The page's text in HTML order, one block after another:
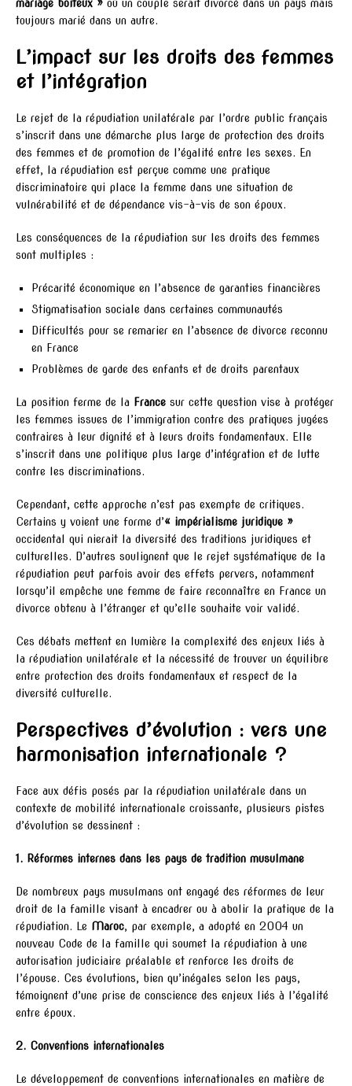
mariage boiteux » où un couple serait divorcé dans un pays mais
toujours marié dans un autre.
L’impact sur les droits des femmes
et l’intégration
Le rejet de la répudiation unilatérale par l’ordre public français
s’inscrit dans une démarche plus large de protection des droits
des femmes et de promotion de l’égalité entre les sexes. En
effet, la répudiation est perçue comme une pratique
discriminatoire qui place la femme dans une situation de
vulnérabilité et de dépendance vis-à-vis de son époux.
Les conséquences de la répudiation sur les droits des femmes
sont multiples :
Précarité économique en l’absence de garanties financières
Stigmatisation sociale dans certaines communautés
Difficultés pour se remarier en l’absence de divorce reconnu
en France
Problèmes de garde des enfants et de droits parentaux
La position ferme de la France sur cette question vise à protéger
les femmes issues de l’immigration contre des pratiques jugées
contraires à leur dignité et à leurs droits fondamentaux. Elle
s’inscrit dans une politique plus large d’intégration et de lutte
contre les discriminations.
Cependant, cette approche n’est pas exempte de critiques.
Certains y voient une forme d’« impérialisme juridique »
occidental qui nierait la diversité des traditions juridiques et
culturelles. D’autres soulignent que le rejet systématique de la
répudiation peut parfois avoir des effets pervers, notamment
lorsqu’il empêche une femme de faire reconnaître en France un
divorce obtenu à l’étranger et qu’elle souhaite voir validé.
Ces débats mettent en lumière la complexité des enjeux liés à
la répudiation unilatérale et la nécessité de trouver un équilibre
entre protection des droits fondamentaux et respect de la
diversité culturelle.
Perspectives d’évolution : vers une
harmonisation internationale ?
Face aux défis posés par la répudiation unilatérale dans un
contexte de mobilité internationale croissante, plusieurs pistes
d’évolution se dessinent :
1. Réformes internes dans les pays de tradition musulmane
De nombreux pays musulmans ont engagé des réformes de leur
droit de la famille visant à encadrer ou à abolir la pratique de la
répudiation. Le Maroc, par exemple, a adopté en 2004 un
nouveau Code de la famille qui soumet la répudiation à une
autorisation judiciaire préalable et renforce les droits de
l’épouse. Ces évolutions, bien qu’inégales selon les pays,
témoignent d’une prise de conscience des enjeux liés à l’égalité
entre époux.
2. Conventions internationales
Le développement de conventions internationales en matière de